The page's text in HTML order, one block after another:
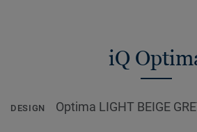
iQ
DESIGN Optima LIGHT BEIGE